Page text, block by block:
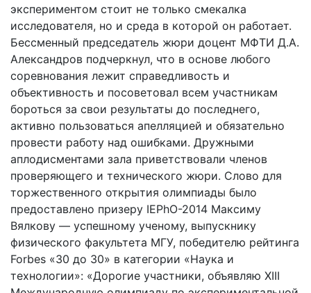
экспериментом стоит не только смекалка
исследователя, но и среда в которой он работает.
Бессменный председатель жюри доцент МФТИ Д.А.
Александров подчеркнул, что в основе любого
соревнования лежит справедливость и
объективность и посоветовал всем участникам
бороться за свои результаты до последнего,
активно пользоваться апелляцией и обязательно
провести работу над ошибками. Дружными
аплодисментами зала приветствовали членов
проверяющего и технического жюри. Слово для
торжественного открытия олимпиады было
предоставлено призеру IEPhO-2014 Максиму
Вялкову — успешному ученому, выпускнику
физического факультета МГУ, победителю рейтинга
Forbes «30 до 30» в категории «Наука и
технологии»: «Дорогие участники, объявляю XIII